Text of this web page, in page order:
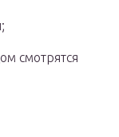
смотрятся